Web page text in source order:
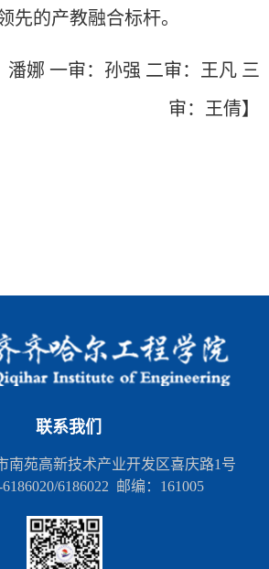
先的产教融合标杆。
潘娜 一审：孙强 二审：王凡 三
审：王倩】
联系我们
南苑高新技术产业开发区喜庆路1号
6186022 邮编：161005